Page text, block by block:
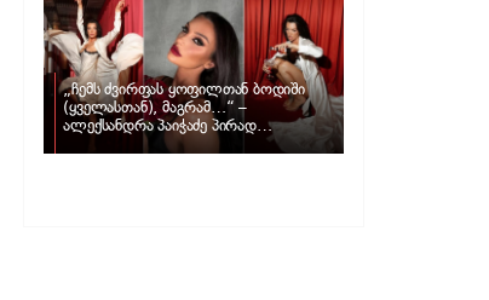
„ჩემს ძვირფას ყოფილთან ბოდიში
(ყველასთან), მაგრამ…“ –
ალექსანდრა პაიჭაძე პირად